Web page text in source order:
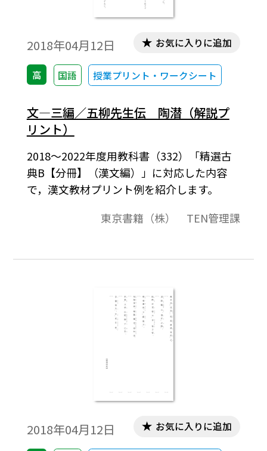
2018年04月12日
高 国語 授業プリント・ワークシート
お気に入りに追加
文―三編／五柳先生伝 陶潜（解説プ
リント）
2018～2022年度用教科書（332）「精選古
典B【分冊】（漢文編）」に対応した内容
で，漢文教材プリント例を紹介します。
東京書籍（株） TEN管理課
2018年04月12日 お気に入りに追加